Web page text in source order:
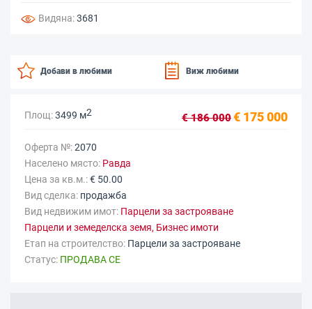
Видяна:3681
Добави в любими Виж любими
Площ:3499 м2 € 186 000€ 175 000
Оферта №:2070
Населено място: Равда
Цена за кв.м.:€ 50.00
Вид сделка: продажба
Вид недвижим имот: Парцели за застрояване
Парцели и земеделска земя, Бизнес имоти
Етап на строителство: Парцели за застрояване
Статус: ПРОДАВА СЕ